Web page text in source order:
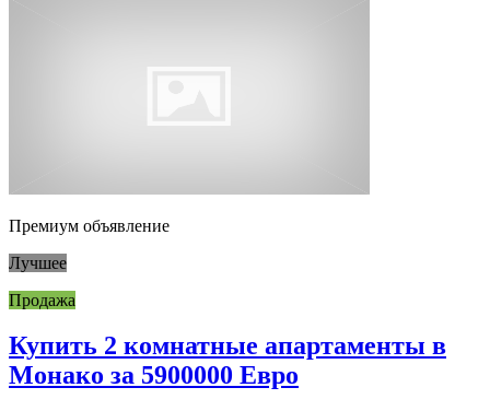
Премиум объявление
Лучшее
Продажа
Купить 2 комнатные апартаменты в
Монако за 5900000 Евро